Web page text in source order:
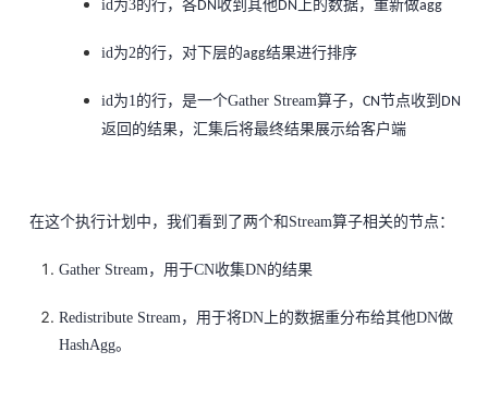
id为3的行，各DN收到其他DN 上的数据，重新做agg
id为2的行，对下层的agg结果进行排序
id为1的行，是一个Gather Stream算子， CN节点收到 DN
返回的结果，汇集后将最终结果展示给客户端
在这个执行计划中，我们看到了两个和Stream算子相关的节点：
Gather Stream，用于CN收集DN的结果
Redistribute Stream，用于将DN上的数据重分布给其他DN做
HashAgg。